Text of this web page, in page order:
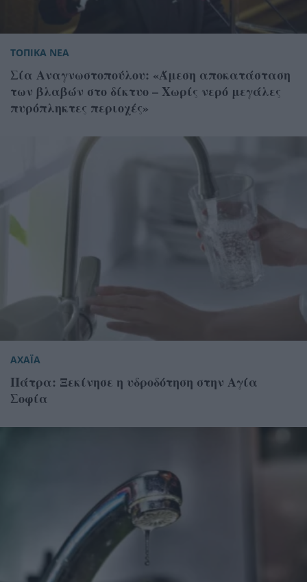
ΤΟΠΙΚΑ ΝΕΑ
Σία Αναγνωστοπούλου: «Άμεση αποκατάσταση
των βλαβών στο δίκτυο – Χωρίς νερό μεγάλες
πυρόπληκτες περιοχές»
ΑΧΑΪΑ
Πάτρα: Ξεκίνησε η υδροδότηση στην Αγία
Σοφία